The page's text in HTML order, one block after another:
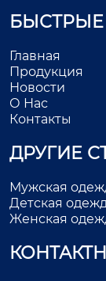
Главная
Продукция
Новости
О Нас
Контакты
ДРУГИЕ
Мужская
Детская
Женская